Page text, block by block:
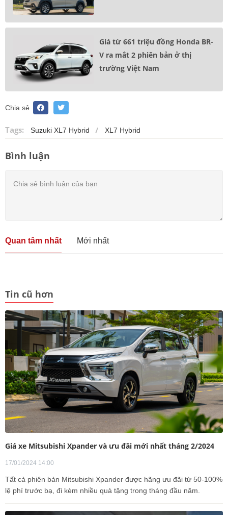
Giá từ 661 triệu đồng Honda BR-
V ra mắt 2 phiên bản ở thị
trường Việt Nam
Chia sẻ
Tags: Suzuki XL7 Hybrid XL7 Hybrid
Bình luận
Quan tâm nhất Mới nhất
Tin cũ hơn
Giá xe Mitsubishi Xpander và ưu đãi mới nhất tháng 2/2024
17/01/2024 14:00
Tất cả phiên bản Mitsubishi Xpander được hãng ưu đãi từ 50-100%
lệ phí trước bạ, đi kèm nhiều quà tặng trong tháng đầu năm.